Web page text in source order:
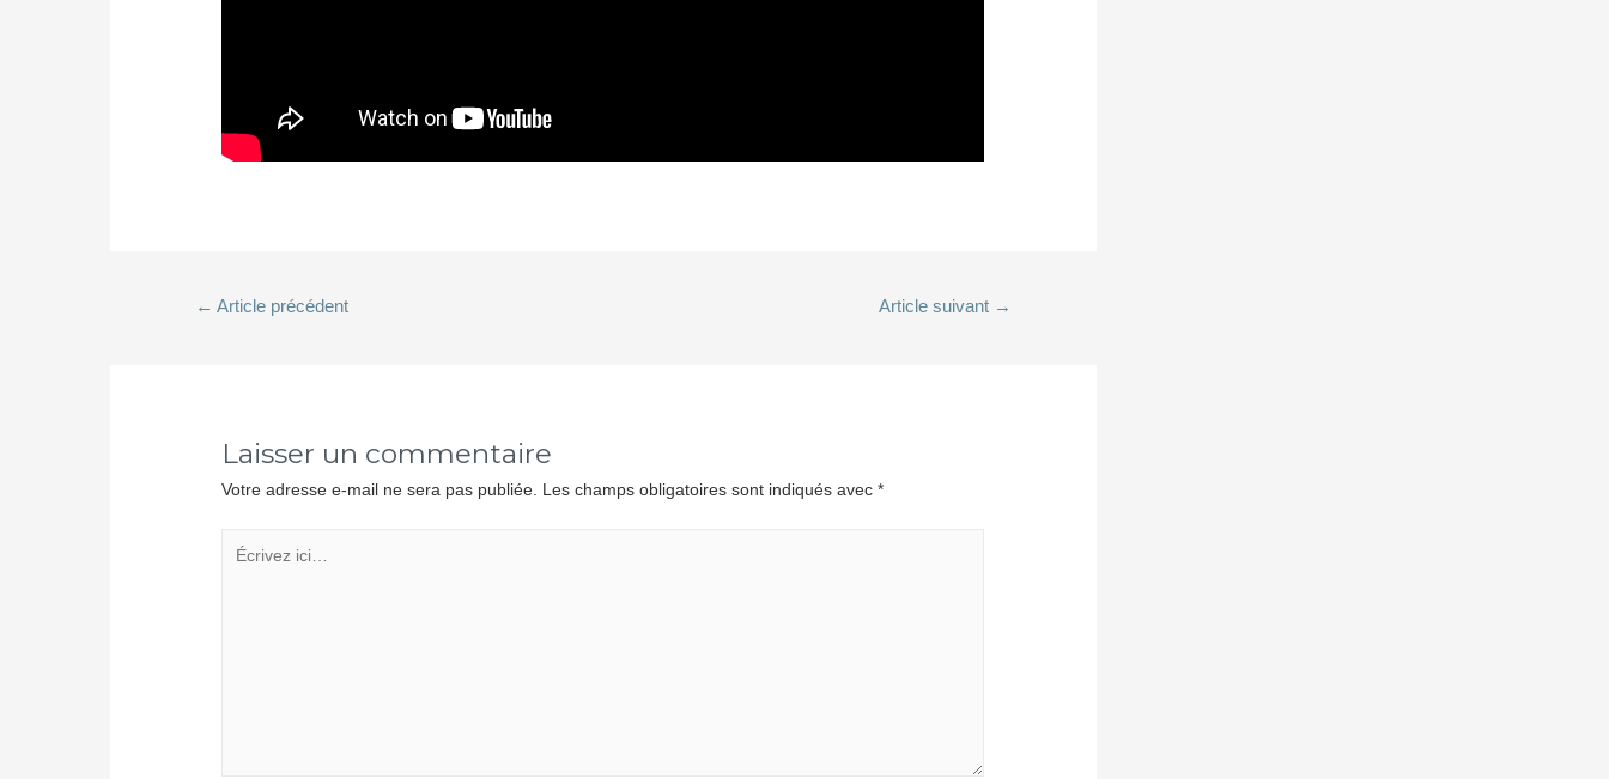
← Article précédent Article suivant →
Laisser un commentaire
Votre adresse e-mail ne sera pas publiée. Les champs obligatoires sont indiqués avec*